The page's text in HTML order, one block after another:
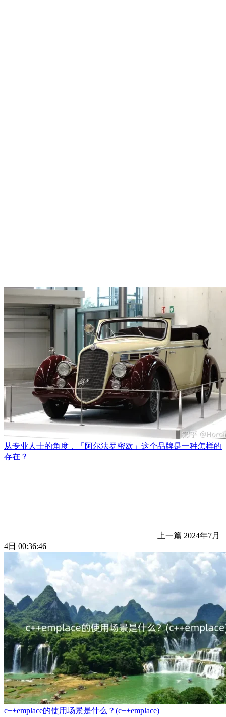
从专业人士的角度，「阿尔法罗密欧」这个品牌是一种怎样的
存在？
上一篇 2024年7月
4日 00:36:46
c++emplace的使用场景是什么？(c++emplace)